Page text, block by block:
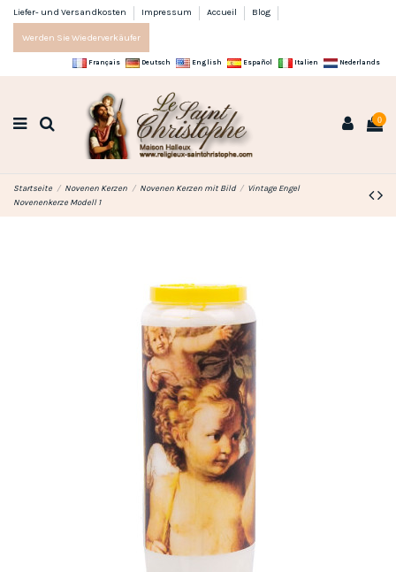
Liefer- und Versandkosten Impressum Accueil Blog
Werden Sie Wiederverkäufer
Français Deutsch English Español Italien Nederlands
0
Startseite Novenen Kerzen Novenen Kerzen mit Bild
Vintage Engel
Novenenkerze Modell 1